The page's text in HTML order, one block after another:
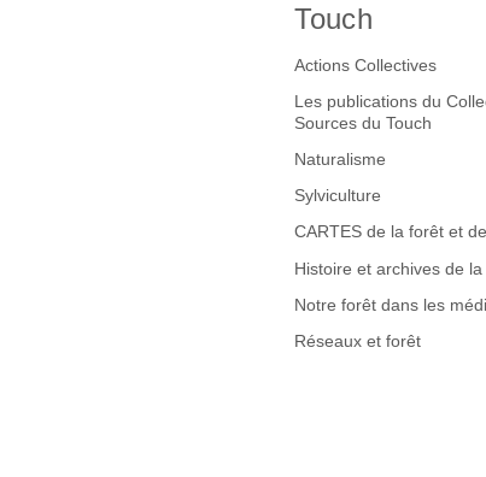
Touch
Actions Collectives
Les publications du
Sources du Touch
Naturalisme
Sylviculture
CARTES de la forêt et
Histoire et archives de
Notre forêt dans les
Réseaux et forêt